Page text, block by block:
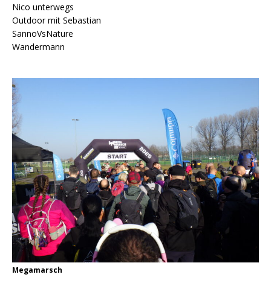
Nico unterwegs
Outdoor mit Sebastian
SannoVsNature
Wandermann
Megamarsch